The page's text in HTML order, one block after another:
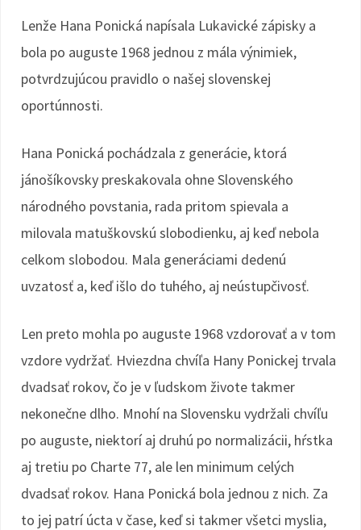
Lenže Hana Ponická napísala Lukavické zápisky a
bola po auguste 1968 jednou z mála výnimiek,
potvrdzujúcou pravidlo o našej slovenskej
oportúnnosti.
Hana Ponická pochádzala z generácie, ktorá
jánošíkovsky preskakovala ohne Slovenského
národného povstania, rada pritom spievala a
milovala matuškovskú slobodienku, aj keď nebola
celkom slobodou. Mala generáciami dedenú
uvzatosť a, keď išlo do tuhého, aj neústupčivosť.
Len preto mohla po auguste 1968 vzdorovať a v tom
vzdore vydržať. Hviezdna chvíľa Hany Ponickej trvala
dvadsať rokov, čo je v ľudskom živote takmer
nekonečne dlho. Mnohí na Slovensku vydržali chvíľu
po auguste, niektorí aj druhú po normalizácii, hŕstka
aj tretiu po Charte 77, ale len minimum celých
dvadsať rokov. Hana Ponická bola jednou z nich. Za
to jej patrí úcta v čase, keď si takmer všetci myslia,